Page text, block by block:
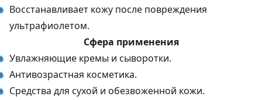
Восстанавливает кожу после повреждения
ультрафиолетом.
Сфера применения
Увлажняющие кремы и сыворотки.
Антивозрастная косметика.
Средства для сухой и обезвоженной кожи.